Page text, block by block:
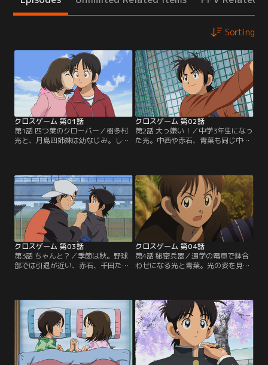
Sorting
クロスゲーム 第01話
第1話 四つ葉のクローバー／樹多村
光と、月島四姉妹は幼なじみ。しっ
紅葉。そんな夏のある日。若葉は、
光と夏祭りに行く約束をして、キャ
ンプに出かける。数日後、光が何気
なくつけた高校野球に流れてくるニ
ュース。光は耳を疑うが…。【提
供：バンダイチャンネル】
クロスゲーム 第02話
第2話 大っ嫌い！／中学3年生になっ
た光。中西や赤石、青葉も同じ中学
りチームを引っ張る赤石がいた。そ
んな中、光と中西は草野球でピッチ
ャーの青葉と対決することに。勝負
に勝った青葉ではあるが、光の野球
のセンスを認め始めて…。【提供：
バンダイチャンネル】
クロスゲーム 第03話
第3話 ちゃんと？／季節は秋。野球
部では引退が近い、赤石、千田たち
が流れている。お調子者の千田は、
巻原たちに取り入ろうと、ゴマすり
に奔走するのだった。光と中西は、
小学生のときの友人と久しぶりに草
野球をすることに…。【提供：バン
ダイチャンネル】
クロスゲーム 第04話
第4話 秘密兵器／通学の電車で鉢合
わせになる光と青葉。光の姿を見つ
窓外に強盗らしき姿を見つける。動
体視力の優れた青葉だけが気づいた
ようだった。青葉は、強盗の人影を
見た場所へと、わき目もふらずに駆
け出すが…。【提供：バンダイチャ
ンネル】